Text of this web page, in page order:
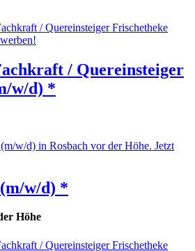
/ Quereinsteiger
w/d) *
w/d) *
Höhe